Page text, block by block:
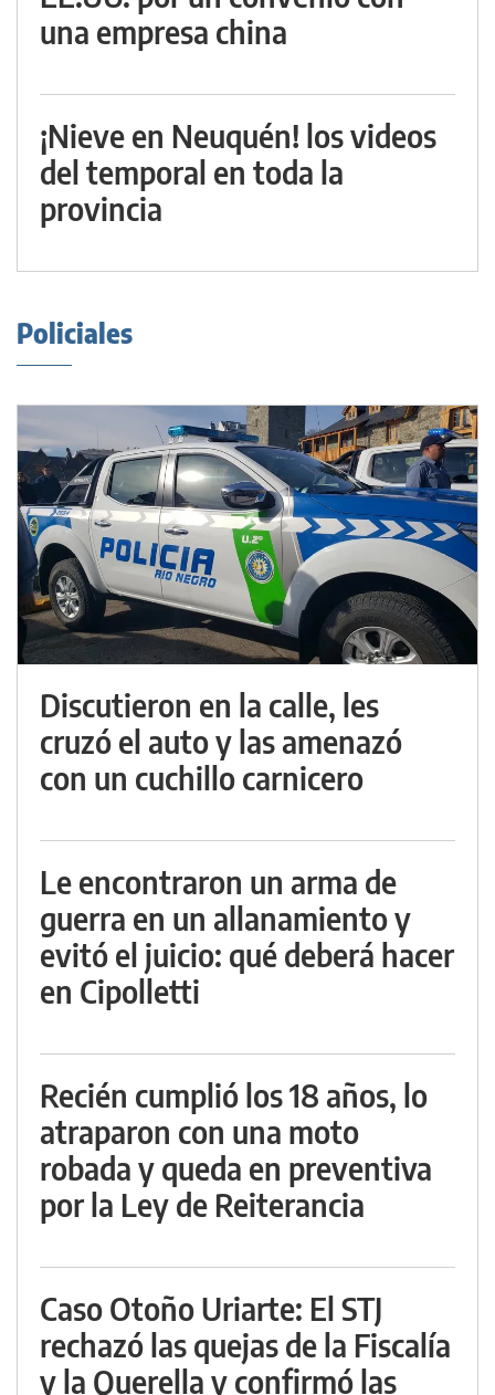
una empresa china
¡Nieve en Neuquén! los videos
del temporal en toda la
provincia
Policiales
Discutieron en la calle, les
cruzó el auto y las amenazó
con un cuchillo carnicero
Le encontraron un arma de
guerra en un allanamiento y
evitó el juicio: qué deberá hacer
en Cipolletti
Recién cumplió los 18 años, lo
atraparon con una moto
robada y queda en preventiva
por la Ley de Reiterancia
Caso Otoño Uriarte: El STJ
rechazó las quejas de la Fiscalía
y la Querella y confirmó las